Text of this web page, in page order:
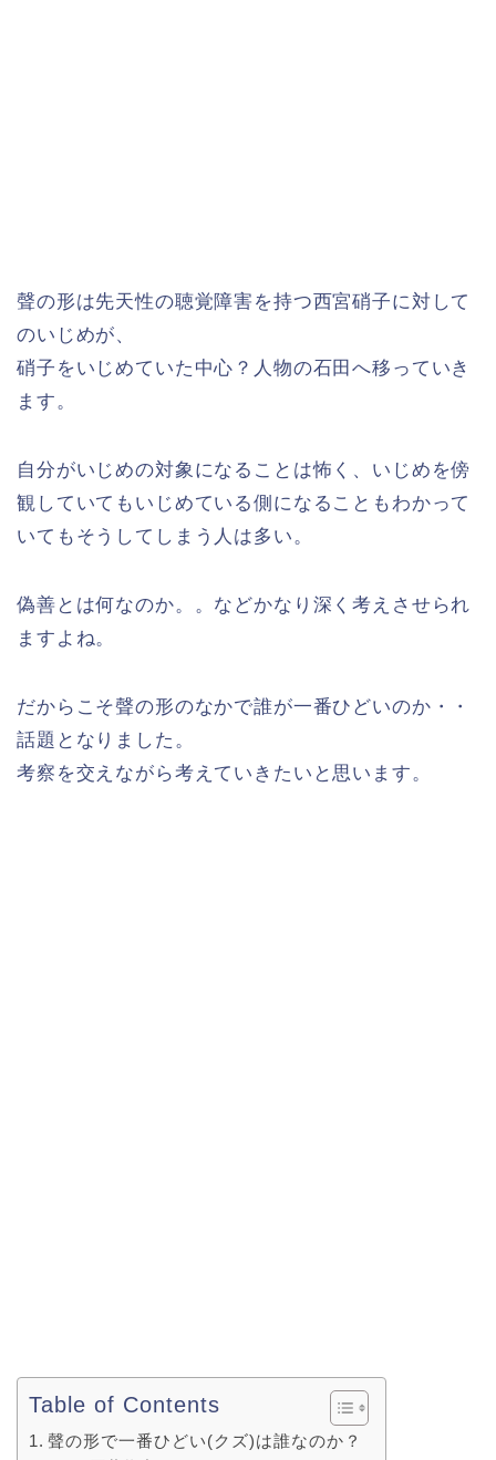
聲の形は先天性の聴覚障害を持つ西宮硝子に対して
のいじめが、
硝子をいじめていた中心？人物の石田へ移っていき
ます。
自分がいじめの対象になることは怖く、いじめを傍
観していてもいじめている側になることもわかって
いてもそうしてしまう人は多い。
偽善とは何なのか。。などかなり深く考えさせられ
ますよね。
だからこそ聲の形のなかで誰が一番ひどいのか・・
話題となりました。
考察を交えながら考えていきたいと思います。
Table of Contents
聲の形で一番ひどい(クズ)は誰なのか？